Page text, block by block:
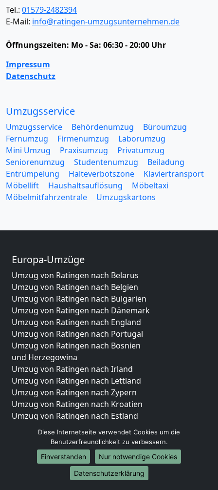
Tel.: 01579-2482394
E-Mail: info@ratingen-umzugsunternehmen.de
Öffnungszeiten: Mo - Sa: 06:30 - 20:00 Uhr
Impressum
Datenschutz
Umzugsservice
Umzugsservice Behördenumzug
Büroumzug
Fernumzug
Firmenumzug
Laborumzug
Mini Umzug
Praxisumzug
Privatumzug
Seniorenumzug
Studentenumzug
Beiladung
Entrümpelung
Halteverbotszone
Klaviertransport
Möbellift
Haushaltsauflösung
Möbeltaxi
Möbelmitfahrzentrale
Umzugskartons
Europa-Umzüge
Umzug von Ratingen nach Belarus
Umzug von Ratingen nach Belgien
Umzug von Ratingen nach Bulgarien
Umzug von Ratingen nach Dänemark
Umzug von Ratingen nach England
Umzug von Ratingen nach Portugal
Umzug von Ratingen nach Bosnien
und Herzegowina
Umzug von Ratingen nach Irland
Umzug von Ratingen nach Lettland
Umzug von Ratingen nach Zypern
Umzug von Ratingen nach Kroatien
Umzug von Ratingen nach Estland
Umzug von Ratingen nach Finnland
Umzug von Ratingen nach Frankreich
Umzug von Ratingen nach Griechenland
Umzug von Ratingen nach Italien
Umzug von Ratingen nach Liechtenstein
Diese Internetseite verwendet Cookies um die
Benutzerfreundlichkeit zu verbessern.
Einverstanden
Nur notwendige Cookies
Datenschutzerklärung